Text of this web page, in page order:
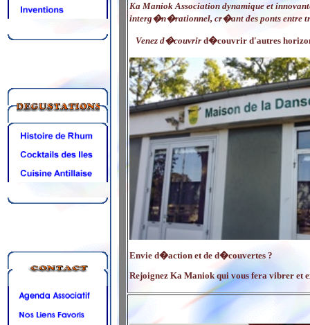
Ka Maniok Association dynamique et
interg�n�rationnel, cr�ant des ponts entre
Venez d�couvrir d�couvrir d'autres
Envie d�action et de d�couvertes ?
Rejoignez Ka Maniok qui vous fera